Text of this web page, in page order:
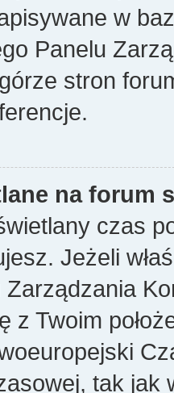
w
Panelu
stron
na forum
czas
Jeżeli
Zarządzania
z Twoim
tak jak